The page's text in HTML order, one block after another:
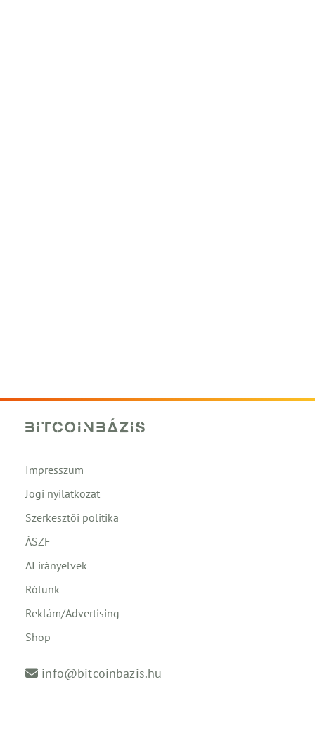
Impresszum
Jogi nyilatkozat
Szerkesztői politika
ÁSZF
AI irányelvek
Rólunk
Reklám/Advertising
Shop
info@bitcoinbazis.hu